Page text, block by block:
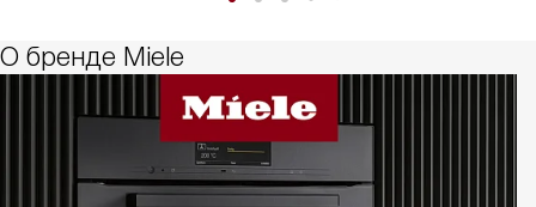
О бренде Miele